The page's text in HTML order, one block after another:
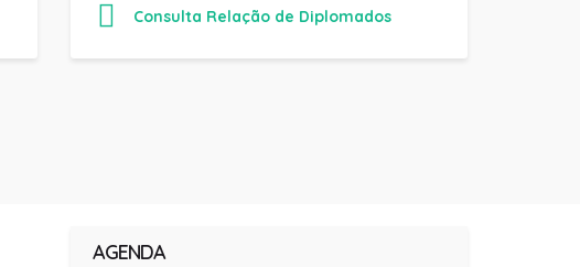
Consulta Relação de Diplomados
AGENDA